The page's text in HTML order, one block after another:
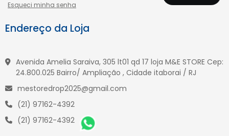
Esqueci minha senha
Endereço da Loja
Avenida Amelia Saraiva, 305 lt01 qd 17 loja M&E STORE Cep:
24.800.025 Bairro/ Ampliação , Cidade itaborai / RJ
mestoredrop2025@gmail.com
(21) 97162-4392
(21) 97162-4392